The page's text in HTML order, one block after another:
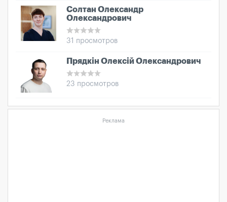
Солтан Олександр
Олександрович
31 просмотров
Прядкін Олексій Олександрович
23 просмотров
Реклама